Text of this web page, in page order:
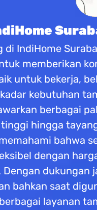
di IndiHome
memberikan
untuk bekerja,
kebutuhan
berbagai
hingga
bahwa
dengan
Dengan dukungan
bahkan saat
layanan